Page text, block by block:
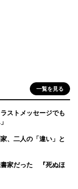
一覧を見る
ストメッセージでも
、二人の「違い」と
書家だった 『死ぬほ